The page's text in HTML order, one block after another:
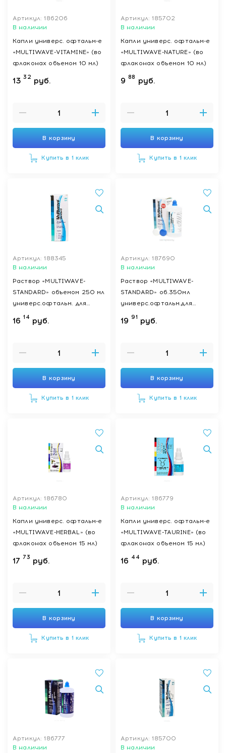
Артикул: 186206
В наличии
Капли универс. офтальм-е
«MULTIWAVE-VITAMINE» (во
флаконах объемом 10 мл)
13 32 руб.
В корзину
Купить в 1 клик
Артикул: 185702
В наличии
Капли универс. офтальм-е
«MULTIWAVE-NATURE» (во
флаконах объемом 10 мл)
9 88 руб.
В корзину
Купить в 1 клик
Артикул: 188345
В наличии
Раствор «MULTIWAVE-
STANDARD» объемом 250 мл
универс.офтальм. для
ухода за конт.линз.,
стерильный
16 14 руб.
В корзину
Купить в 1 клик
Артикул: 187690
В наличии
Раствор «MULTIWAVE-
STANDARD» об.350мл
универс.офтальм.для
ухода за к.линз.,стерил.,с
конт-м для к.л.
19 91 руб.
В корзину
Купить в 1 клик
Артикул: 186780
В наличии
Капли универс. офтальм-е
«MULTIWAVE-HERBAL» (во
флаконах объемом 15 мл)
17 73 руб.
В корзину
Купить в 1 клик
Артикул: 186779
В наличии
Капли универс. офтальм-е
«MULTIWAVE-TAURINE» (во
флаконах объемом 15 мл)
16 44 руб.
В корзину
Купить в 1 клик
Артикул: 186777
В наличии
Артикул: 185700
В наличии